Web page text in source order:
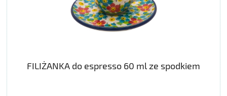
FILIŻANKA do espresso 60 ml ze spodkiem